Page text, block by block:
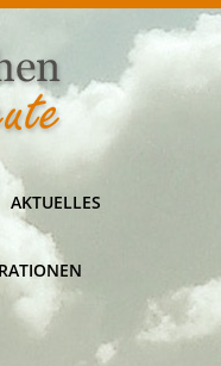
AKTUELLES